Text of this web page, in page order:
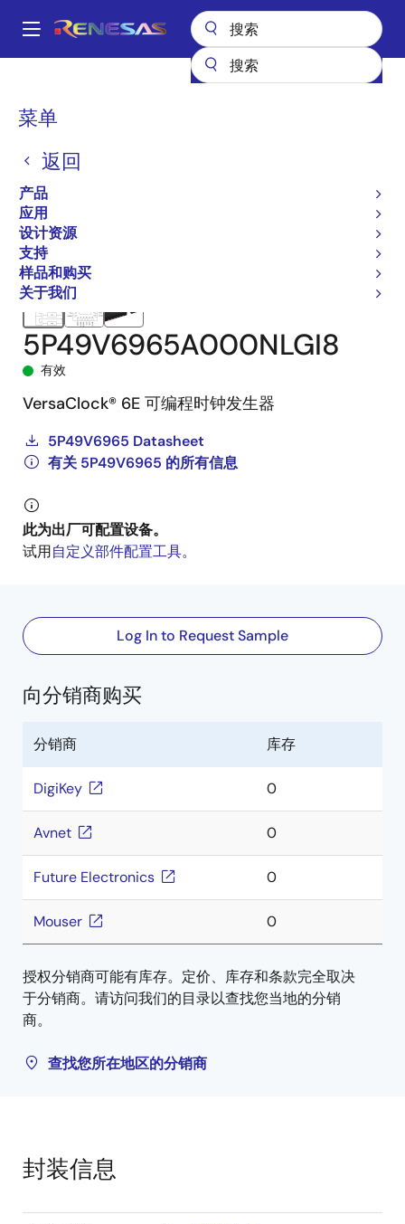
到
Main
菜单
返回
产品
应用
设计资源
支持
样品和购买
关于我们
面
屑
5P49V6965
5P49V6965A000NLGI8
有效
VersaClock® 6E 可编程时钟发生器
5P49V6965 Datasheet
有关 5P49V6965 的所有信息
此为出厂可配置设备。
试用自定义部件配置工具。
Log In to Request Sample
向分销商购买
分销商 库存
DigiKey 0
Avnet 0
Future Electronics 0
Mouser 0
授权分销商可能有库存。定价、库存和条款完全取决
于分销商。请访问我们的目录以查找您当地的分销
商。
查找您所在地区的分销商
封装信息